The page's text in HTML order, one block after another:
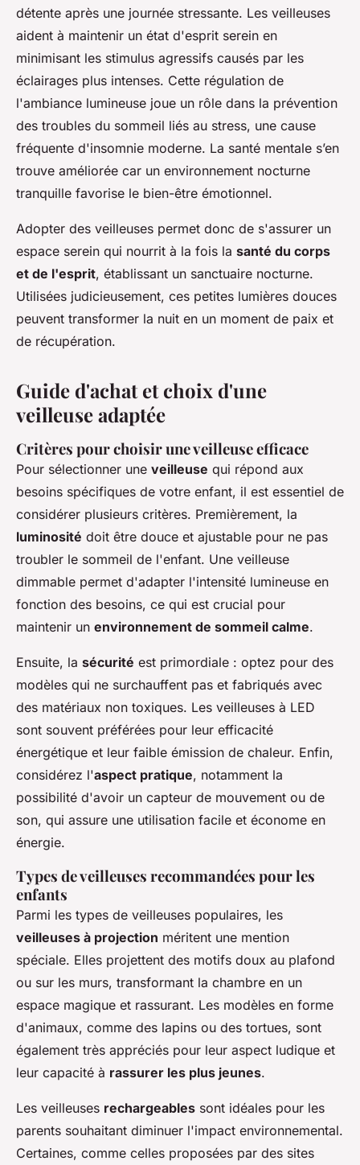
détente après une journée stressante. Les veilleuses
aident à maintenir un état d'esprit serein en
minimisant les stimulus agressifs causés par les
éclairages plus intenses. Cette régulation de
l'ambiance lumineuse joue un rôle dans la prévention
des troubles du sommeil liés au stress, une cause
fréquente d'insomnie moderne. La santé mentale s’en
trouve améliorée car un environnement nocturne
tranquille favorise le bien-être émotionnel.
Adopter des veilleuses permet donc de s'assurer un
espace serein qui nourrit à la fois la santé du corps
et de l'esprit, établissant un sanctuaire nocturne.
Utilisées judicieusement, ces petites lumières douces
peuvent transformer la nuit en un moment de paix et
de récupération.
Guide d'achat et choix d'une
veilleuse adaptée
Critères pour choisir une veilleuse efficace
Pour sélectionner une veilleuse qui répond aux
besoins spécifiques de votre enfant, il est essentiel de
considérer plusieurs critères. Premièrement, la
luminosité doit être douce et ajustable pour ne pas
troubler le sommeil de l'enfant. Une veilleuse
dimmable permet d'adapter l'intensité lumineuse en
fonction des besoins, ce qui est crucial pour
maintenir un environnement de sommeil calme.
Ensuite, la sécurité est primordiale : optez pour des
modèles qui ne surchauffent pas et fabriqués avec
des matériaux non toxiques. Les veilleuses à LED
sont souvent préférées pour leur efficacité
énergétique et leur faible émission de chaleur. Enfin,
considérez l'aspect pratique, notamment la
possibilité d'avoir un capteur de mouvement ou de
son, qui assure une utilisation facile et économe en
énergie.
Types de veilleuses recommandées pour les
enfants
Parmi les types de veilleuses populaires, les
veilleuses à projection méritent une mention
spéciale. Elles projettent des motifs doux au plafond
ou sur les murs, transformant la chambre en un
espace magique et rassurant. Les modèles en forme
d'animaux, comme des lapins ou des tortues, sont
également très appréciés pour leur aspect ludique et
leur capacité à rassurer les plus jeunes.
Les veilleuses rechargeables sont idéales pour les
parents souhaitant diminuer l'impact environnemental.
Certaines, comme celles proposées par des sites